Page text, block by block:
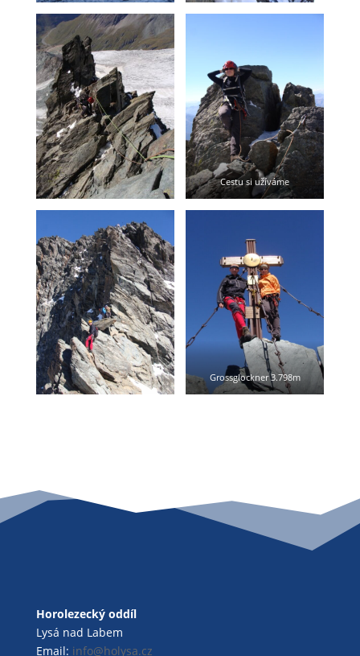
Cestu si užíváme
Grossglockner 3.798m
Horolezecký oddíl
Lysá nad Labem
Email: info@holysa.cz